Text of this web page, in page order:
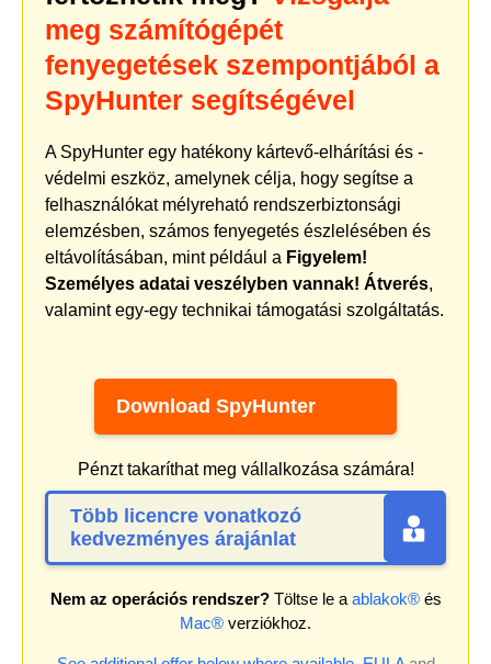
meg számítógépét
fenyegetések szempontjából a
SpyHunter segítségével
A SpyHunter egy hatékony kártevő-elhárítási és -
védelmi eszköz, amelynek célja, hogy segítse a
felhasználókat mélyreható rendszerbiztonsági
elemzésben, számos fenyegetés észlelésében és
eltávolításában, mint például a Figyelem!
Személyes adatai veszélyben vannak! Átverés,
valamint egy-egy technikai támogatási szolgáltatás.
Download SpyHunter
Pénzt takaríthat meg vállalkozása számára!
Több licencre vonatkozó
kedvezményes árajánlat
Nem az operációs rendszer?Töltse le a ablakok®és
Mac® verziókhoz.